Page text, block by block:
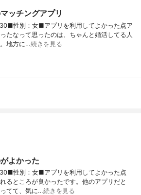
ッチングアプリ
性別：女■アプリを利用してよかった点ア
たなって思ったのは、ちゃんと婚活してる人
地方に…続きを見る
よかった
性別：女■アプリを利用してよかった点
るところが良かったです。他のアプリだと
ってて、気に…続きを見る